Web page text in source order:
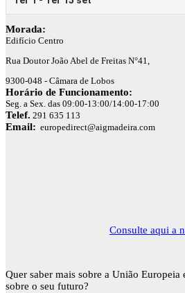
Morada:
Edifício Centro
Rua Doutor João Abel de Freitas N°41,
9300-048 - Câmara de Lobos
Horário de Funcionamento:
Seg. a Sex. das 09:00-13:00/14:00-17:00
Telef. 291 635 113
Email: europedirect@aigmadeira.com
Consulte aqui a
Quer saber mais sobre a União Europeia
sobre o seu futuro?